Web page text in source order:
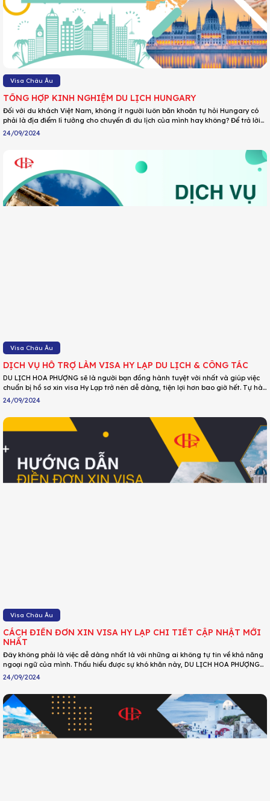
Visa Châu Âu
TỔNG HỢP KINH NGHIỆM DU LỊCH HUNGARY
Đối với du khách Việt Nam, không ít người luôn băn khoăn tự hỏi Hungary có
phải là địa điểm lí tưởng cho chuyến đi du lịch của mình hay không? Để trả lời
cho câu hỏi này, chúng ta cùng khám phá miền đất lạ này thông qua những
chân đến và những ai đang có dự định sẽ đi du lịch Hungary qua bài viết sau
đây nhé!
24/09/2024
Visa Châu Âu
DỊCH VỤ HỖ TRỢ LÀM VISA HY LẠP DU LỊCH & CÔNG TÁC
DU LỊCH HOA PHƯỢNG sẽ là người bạn đồng hành tuyệt vời nhất và giúp việc
chuẩn bị hồ sơ xin visa Hy Lạp trở nên dễ dàng, tiện lợi hơn bao giờ hết. Tự hào
là đơn vị hàng đầu trong lĩnh vực làm visa Hy Lạp, DU LỊCH HOA PHƯỢNG cam
bộ hồ sơ mạnh mẽ từ đó nâng cao tỷ lệ đậu.
24/09/2024
Visa Châu Âu
CÁCH ĐIỀN ĐƠN XIN VISA HY LẠP CHI TIẾT CẬP NHẬT MỚI
NHẤT
Đây không phải là việc dễ dàng nhất là với những ai không tự tin về khả năng
ngoại ngữ của mình. Thấu hiểu được sự khó khăn này, DU LỊCH HOA PHƯỢNG
đã hướng dẫn chi tiết cách điền form xin visa Hy Lạp cho bạn tham khảo. Cùng
tìm hiểu ngay!
24/09/2024